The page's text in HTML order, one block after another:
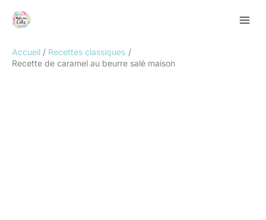
Accueil
Recettes classiques
Recette de caramel au beurre salé maison